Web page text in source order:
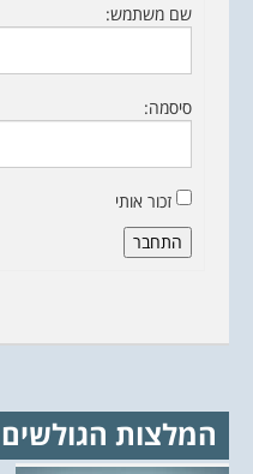
שם משתמש:
סיסמה:
זכור אותי
התחבר
המלצות